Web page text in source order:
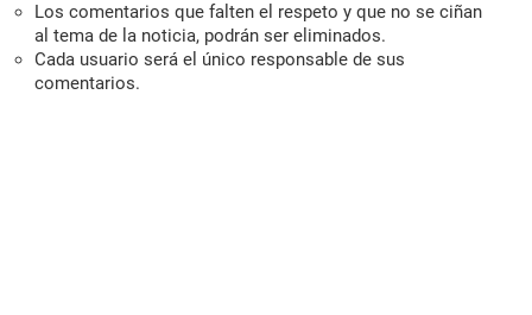
Los comentarios que falten el respeto y que no se ciñan
al tema de la noticia, podrán ser eliminados.
Cada usuario será el único responsable de sus
comentarios.